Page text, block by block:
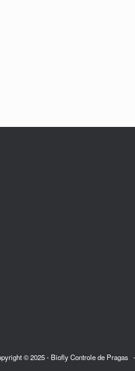
© 2025 - Biofly Controle de Pragas